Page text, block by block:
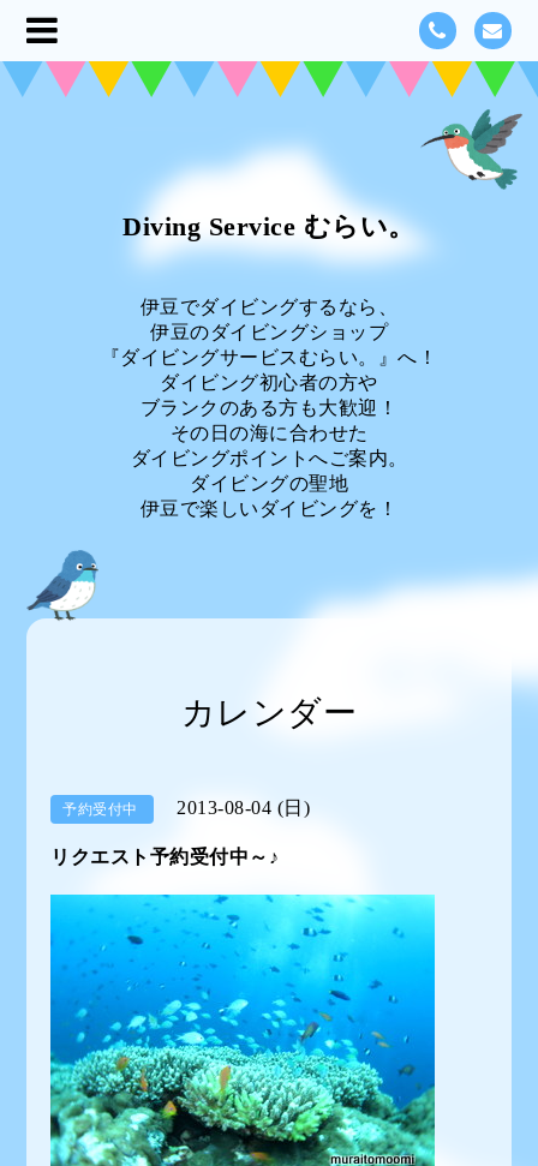
Diving Service むらい。
伊豆でダイビングするなら、
伊豆のダイビングショップ
『ダイビングサービスむらい。』へ！
ダイビング初心者の方や
ブランクのある方も大歓迎！
その日の海に合わせた
ダイビングポイントへご案内。
ダイビングの聖地
伊豆で楽しいダイビングを！
カレンダー
予約受付中 2013-08-04 (日)
リクエスト予約受付中～♪